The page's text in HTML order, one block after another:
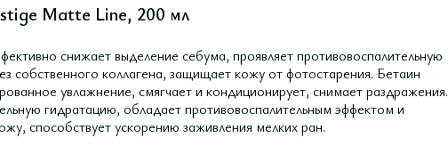
Matte Line, 200 мл
снижает выделение себума, проявляет противовоспалительную
собственного коллагена, защищает кожу от фотостарения. Бетаин
увлажнение, смягчает и кондиционирует, снимает раздражения.
гидратацию, обладает противовоспалительным эффектом и
способствует ускорению заживления мелких ран.